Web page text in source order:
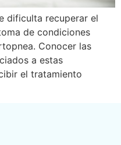
dificulta recuperar el
de condiciones
Conocer las
a estas
el tratamiento